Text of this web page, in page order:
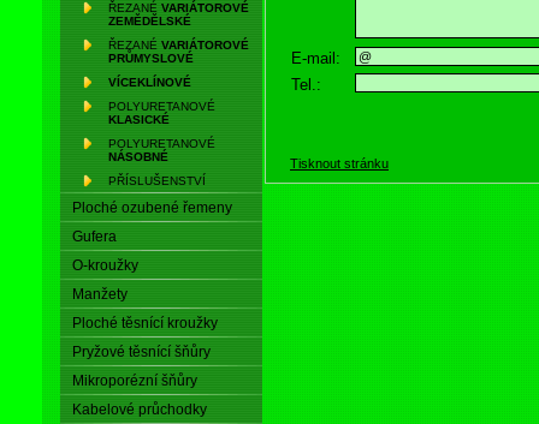
ŘEZANÉ VARIÁTOROVÉ
ZEMĚDĚLSKÉ
ŘEZANÉ VARIÁTOROVÉ
PRŮMYSLOVÉ
VÍCEKLÍNOVÉ
POLYURETANOVÉ
KLASICKÉ
POLYURETANOVÉ
NÁSOBNÉ
PŘÍSLUŠENSTVÍ
Ploché ozubené řemeny
Gufera
O-kroužky
Manžety
Ploché těsnící kroužky
Pryžové těsnící šňůry
Mikroporézní šňůry
Kabelové průchodky
E-mail:
Tel.:
Tisknout stránku